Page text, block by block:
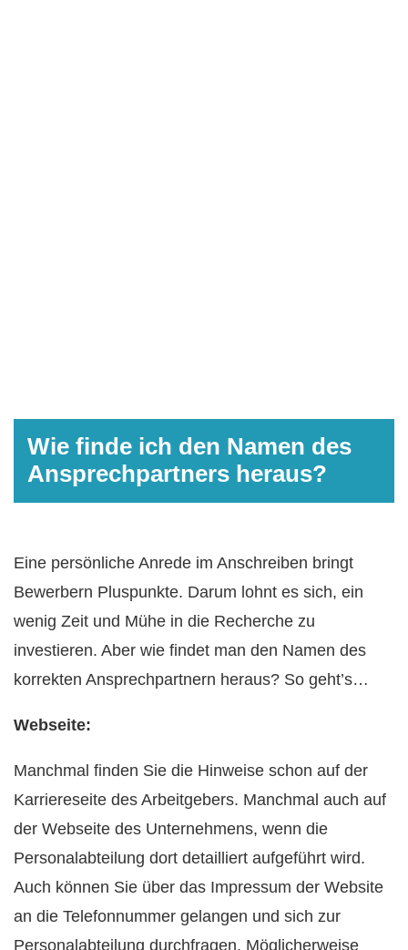
Wie finde ich den Namen des
Ansprechpartners heraus?
Eine persönliche Anrede im Anschreiben bringt
Bewerbern Pluspunkte. Darum lohnt es sich, ein
wenig Zeit und Mühe in die Recherche zu
investieren. Aber wie findet man den Namen des
korrekten Ansprechpartnern heraus? So geht’s…
Webseite:
Manchmal finden Sie die Hinweise schon auf der
Karriereseite des Arbeitgebers. Manchmal auch auf
der Webseite des Unternehmens, wenn die
Personalabteilung dort detailliert aufgeführt wird.
Auch können Sie über das Impressum der Website
an die Telefonnummer gelangen und sich zur
Personalabteilung durchfragen. Möglicherweise